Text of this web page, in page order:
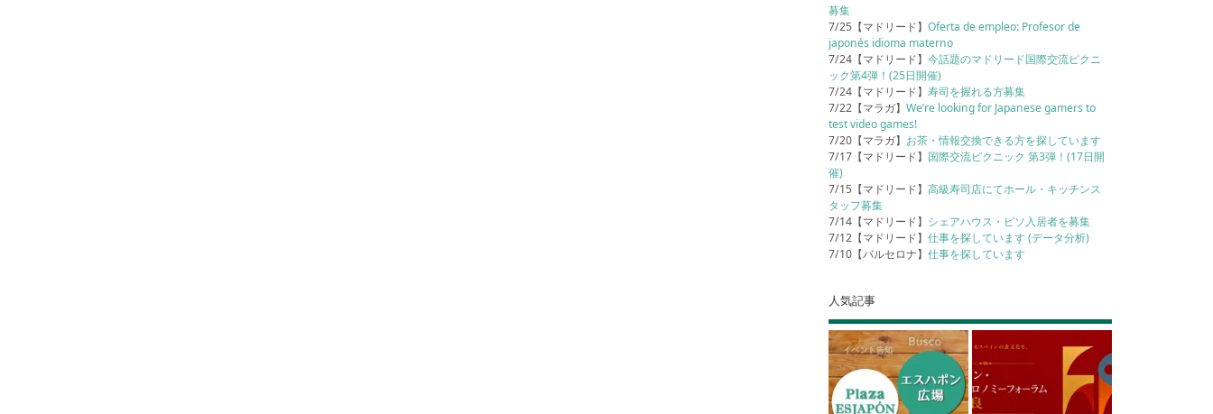
募集
7/25【マドリード】Oferta de empleo: Profesor de
japonés idioma materno
7/24【マドリード】今話題のマドリード国際交流ピクニ
ック第4弾！(25日開催)
7/24【マドリード】寿司を握れる方募集
7/22【マラガ】We’re looking for Japanese gamers to
test video games!
7/20【マラガ】 お茶・情報交換できる方を探しています
7/17【マドリード】 国際交流ピクニック 第3弾！(17日開
催)
7/15【マドリード】高級寿司店にてホール・キッチンス
タッフ募集
7/14【マドリード】 シェアハウス・ピソ入居者を募集
7/12【マドリード】仕事を探しています (データ分析)
7/10【バルセロナ】仕事を探しています
人気記事